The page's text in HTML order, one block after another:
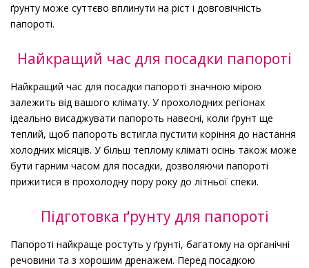
ґрунту може суттєво вплинути на ріст і довговічність
папороті.
Найкращий час для посадки папороті
Найкращий час для посадки папороті значною мірою
залежить від вашого клімату. У прохолодних регіонах
ідеально висаджувати папороть навесні, коли ґрунт ще
теплий, щоб папороть встигла пустити коріння до настання
холодних місяців. У більш теплому кліматі осінь також може
бути гарним часом для посадки, дозволяючи папороті
прижитися в прохолодну пору року до літньої спеки.
Підготовка ґрунту для папороті
Папороті найкраще ростуть у ґрунті, багатому на органічні
речовини та з хорошим дренажем. Перед посадкою